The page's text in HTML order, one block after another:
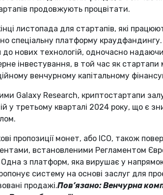
продовжують процвітати.
листопада для стартапів, які
спеціальну платформу
до нових технологій, одночасно
інвестування, в той час як
венчурному капітальному
Galaxy Research, криптостартапи
у третьому кварталі 2024 року, що є
пропозиції монет, або ICO, також
встановленими Регламентом
Одна з платформ, яка вирушає у
систему на основі заслуг для
продажі.Пов’язано:Венчурна